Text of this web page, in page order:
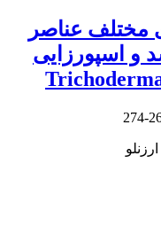
مختلف عناصر
و اسپورزایی